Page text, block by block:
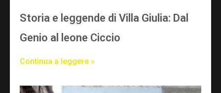
Storia e leggende di Villa Giulia: Dal
Genio al leone Ciccio
Continua a leggere »